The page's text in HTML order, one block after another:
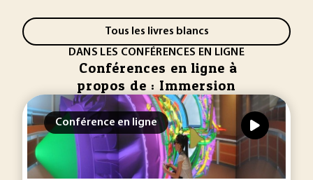
Tous les livres blancs
DANS LES CONFÉRENCES EN LIGNE
Conférences en ligne à
propos de : Immersion
Conférence en ligne